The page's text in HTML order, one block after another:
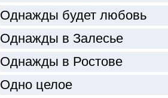
Однажды будет любовь
Однажды в Залесье
Однажды в Ростове
Одно целое